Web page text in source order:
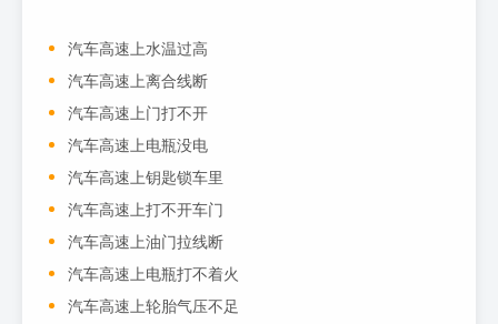
汽车高速上水温过高
汽车高速上离合线断
汽车高速上门打不开
汽车高速上电瓶没电
汽车高速上钥匙锁车里
汽车高速上打不开车门
汽车高速上油门拉线断
汽车高速上电瓶打不着火
汽车高速上轮胎气压不足